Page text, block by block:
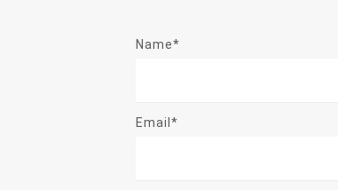
Name*
Email*